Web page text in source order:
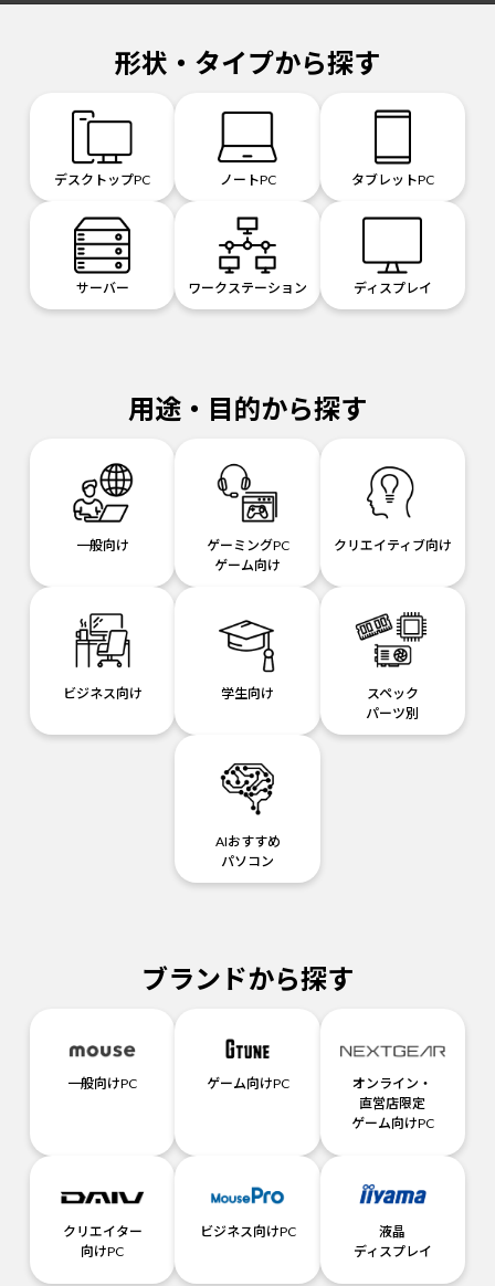
形状・タイプから探す
デスクトップPC ノートPC タブレットPC
サーバー ワークステーション ディスプレイ
用途・目的から探す
一般向け
ゲーミングPC
ゲーム向け
クリエイティブ向け
ビジネス向け 学生向け
スペック
パーツ別
AIおすすめ
パソコン
ブランドから探す
一般向けPC ゲーム向けPC
オンライン・
直営店限定
ゲーム向けPC
クリエイター
向けPC
ビジネス向けPC
液晶
ディスプレイ